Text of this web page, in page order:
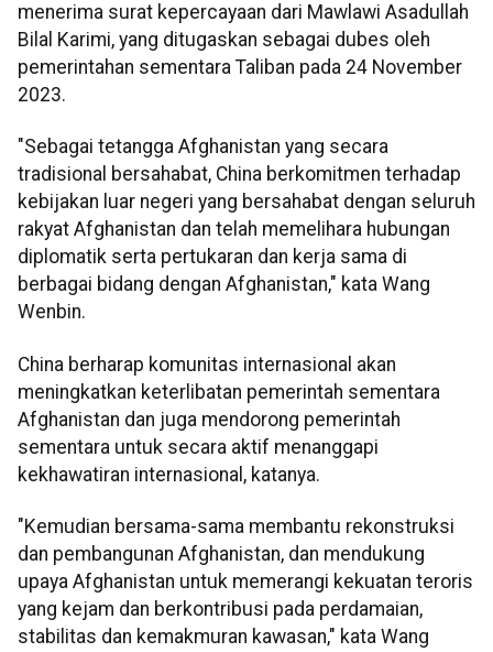
menerima surat kepercayaan dari Mawlawi Asadullah
Bilal Karimi, yang ditugaskan sebagai dubes oleh
pemerintahan sementara Taliban pada 24 November
2023.
"Sebagai tetangga Afghanistan yang secara
tradisional bersahabat, China berkomitmen terhadap
kebijakan luar negeri yang bersahabat dengan seluruh
rakyat Afghanistan dan telah memelihara hubungan
diplomatik serta pertukaran dan kerja sama di
berbagai bidang dengan Afghanistan," kata Wang
Wenbin.
China berharap komunitas internasional akan
meningkatkan keterlibatan pemerintah sementara
Afghanistan dan juga mendorong pemerintah
sementara untuk secara aktif menanggapi
kekhawatiran internasional, katanya.
"Kemudian bersama-sama membantu rekonstruksi
dan pembangunan Afghanistan, dan mendukung
upaya Afghanistan untuk memerangi kekuatan teroris
yang kejam dan berkontribusi pada perdamaian,
stabilitas dan kemakmuran kawasan," kata Wang